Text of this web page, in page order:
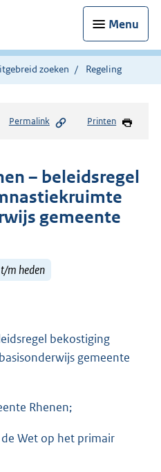
Menu
zoeken Regeling
Permalink Printen
– beleidsregel
gemeente
m heden
bekostiging
gemeente
Rhenen;
Wet op het primair